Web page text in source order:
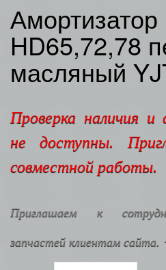
HD65,72,78
масляный
Проверка наличия и
не доступны.
совместной работы.
Приглашаем к
запчастей клиентам сайта.